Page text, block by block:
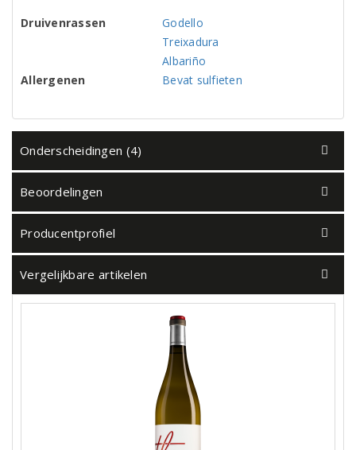
Druivenrassen
Godello
Treixadura
Albariño
Allergenen
Bevat sulfieten
Onderscheidingen (4)
Beoordelingen
Producentprofiel
Vergelijkbare artikelen